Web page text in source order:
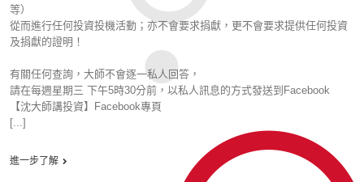
等）
從而進行任何投資投機活動；亦不會要求捐獻，更不會要求提供任何投資
及捐獻的證明！
有關任何查詢，大師不會逐一私人回答，
請在每週星期三 下午5時30分前，以私人訊息的方式發送到Facebook
【沈大師講投資】Facebook專頁
[...]
進一步了解